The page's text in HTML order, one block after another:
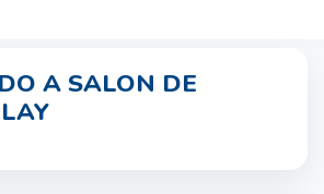
A SALON DE